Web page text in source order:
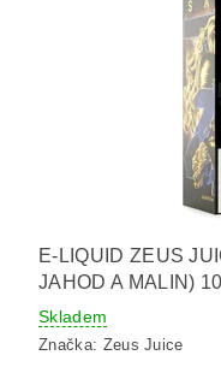
E-LIQUID ZEUS
JAHOD A MALIN)
Skladem
Značka: Zeus Juice